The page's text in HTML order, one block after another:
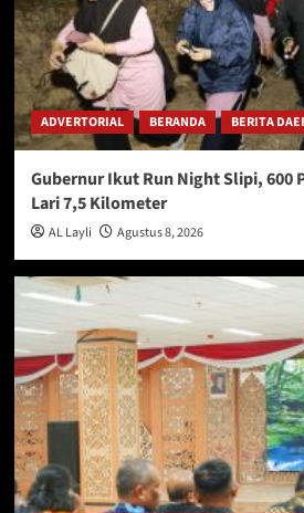
ADVERTORIAL BERANDA BERITA
Gubernur Ikut Run Night Slipi, 600
Lari 7,5 Kilometer
AL Layli Agustus 8, 2026